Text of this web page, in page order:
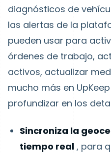
diagnósticos de
las alertas de la
pueden usar para
órdenes de trabajo,
activos, actualizar
mucho más en UpKeep
profundizar en los
Sincroniza la
tiempo real , para